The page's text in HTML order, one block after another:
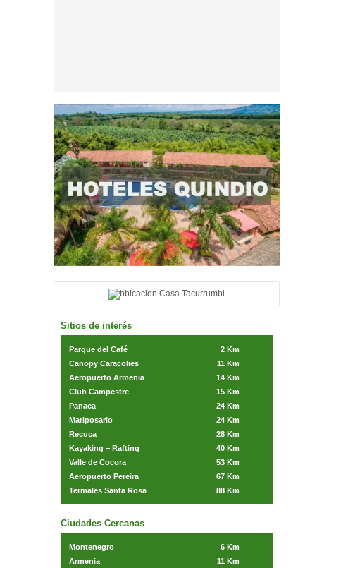
Sitios de interés
Parque del Café
2 Km
Canopy Caracolies
11 Km
Aeropuerto Armenia
14 Km
Club Campestre
15 Km
Panaca
24 Km
Mariposario
24 Km
Recuca
28 Km
Kayaking – Rafting
40 Km
Valle de Cocora
53 Km
Aeropuerto Pereira
67 Km
Termales Santa Rosa
88 Km
Ciudades Cercanas
Montenegro
6 Km
Armenia
11 Km